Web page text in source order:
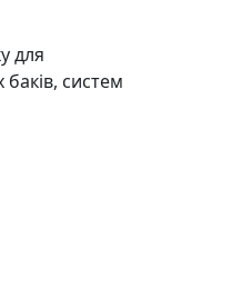
для
систем